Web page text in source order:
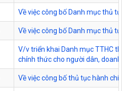
Về việc công bố Danh mục thủ
Về việc công bố Danh mục thủ
V/v triển khai Danh mục TTHC
chính thức cho người dân,
Về việc công bố thủ tục hành